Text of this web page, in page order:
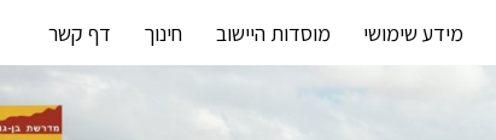
מידע שימושי מוסדות היישוב חינוך דף קשר